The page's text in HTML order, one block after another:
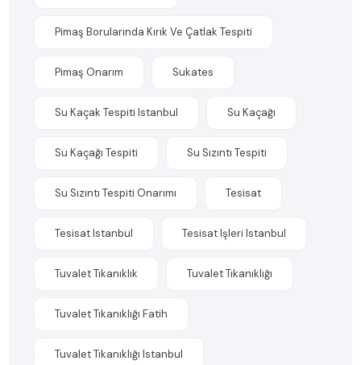
Pimaş Borularında Kırık Ve Çatlak Tespiti
Pimaş Onarım Sukates
Su Kaçak Tespiti Istanbul Su Kaçağı
Su Kaçağı Tespiti Su Sızıntı Tespiti
Su Sızıntı Tespiti Onarımı Tesisat
Tesisat Istanbul Tesisat Işleri Istanbul
Tuvalet Tıkanıklık Tuvalet Tıkanıklığı
Tuvalet Tıkanıklığı Fatih
Tuvalet Tıkanıklığı Istanbul